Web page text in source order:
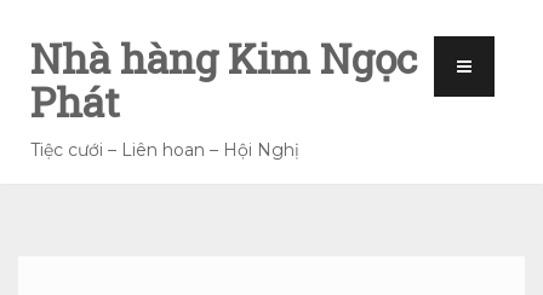
Nhà hàng Kim Ngọc
Phát
Tiệc cưới – Liên hoan – Hội Nghị